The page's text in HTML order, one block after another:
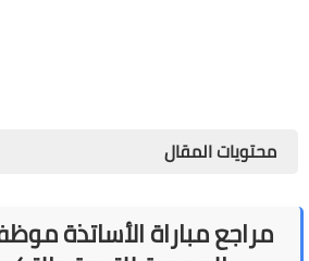
محتويات المقال
مراجع مباراة الأساتذة